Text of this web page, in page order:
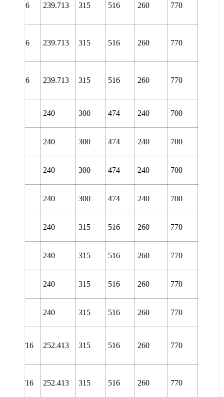
9.7/16
239.713 315 516 260 770
9.7/16
239.713 315 516 260 770
9.7/16
239.713 315 516 260 770
240 300 474 240 700
240 300 474 240 700
240 300 474 240 700
240 300 474 240 700
240 315 516 260 770
240 315 516 260 770
240 315 516 260 770
240 315 516 260 770
9.15/16
252.413 315 516 260 770
9.15/16
252.413 315 516 260 770